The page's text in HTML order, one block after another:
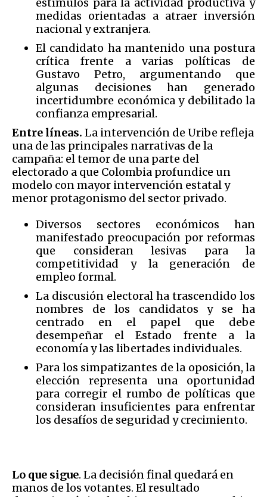
medidas orientadas a atraer inversión
nacional y extranjera.
El candidato ha mantenido una postura
crítica frente a varias políticas de
Gustavo Petro, argumentando que
algunas decisiones han generado
incertidumbre económica y debilitado la
confianza empresarial.
Entre líneas. La intervención de Uribe refleja
una de las principales narrativas de la
campaña: el temor de una parte del
electorado a que Colombia profundice un
modelo con mayor intervención estatal y
menor protagonismo del sector privado.
Diversos sectores económicos han
manifestado preocupación por reformas
que consideran lesivas para la
competitividad y la generación de
empleo formal.
La discusión electoral ha trascendido los
nombres de los candidatos y se ha
centrado en el papel que debe
desempeñar el Estado frente a la
economía y las libertades individuales.
Para los simpatizantes de la oposición, la
elección representa una oportunidad
para corregir el rumbo de políticas que
consideran insuficientes para enfrentar
los desafíos de seguridad y crecimiento.
Lo que sigue. La decisión final quedará en
manos de los votantes. El resultado